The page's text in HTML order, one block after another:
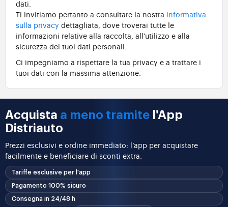
dati.
Ti invitiamo pertanto a consultare la nostra informativa
sulla privacy dettagliata, dove troverai tutte le
informazioni relative alla raccolta, all'utilizzo e alla
sicurezza dei tuoi dati personali.
Ci impegniamo a rispettare la tua privacy e a trattare i
tuoi dati con la massima attenzione.
Acquista a meno tramite l'App
Distriauto
Prezzi esclusivi e ordine immediato: l’app per acquistare
facilmente e beneficiare di sconti extra.
Tariffe esclusive per l'app
Pagamento 100% sicuro
Consegna in 24/48 h